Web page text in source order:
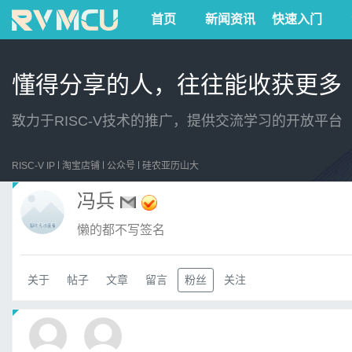
首页 新闻资讯 快速入门
懂得分享的人，往往能收获更多
致力于RISC-V技术的推广，提供交流学习的开放平台
RISC-V IP 淘宝店铺 公众号 硅农亚历山大
冯兵
懒的都不写签名
关于 帖子 文章 留言 粉丝 关注